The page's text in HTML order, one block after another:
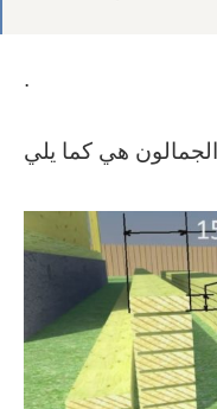
.